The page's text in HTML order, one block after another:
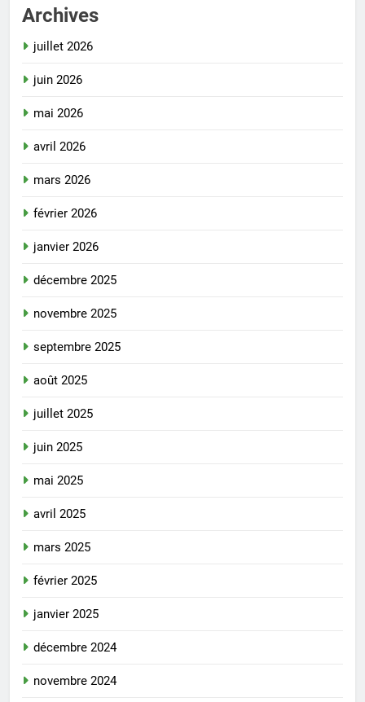
Archives
juillet 2026
juin 2026
mai 2026
avril 2026
mars 2026
février 2026
janvier 2026
décembre 2025
novembre 2025
septembre 2025
août 2025
juillet 2025
juin 2025
mai 2025
avril 2025
mars 2025
février 2025
janvier 2025
décembre 2024
novembre 2024